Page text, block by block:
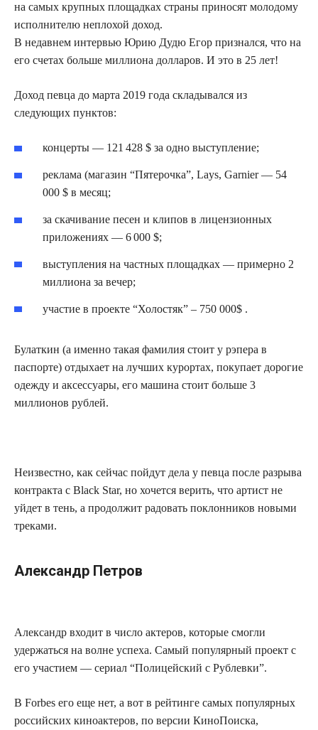
на самых крупных площадках страны приносят молодому
исполнителю неплохой доход.
В недавнем интервью Юрию Дудю Егор признался, что на
его счетах больше миллиона долларов. И это в 25 лет!
Доход певца до марта 2019 года складывался из
следующих пунктов:
концерты — 121 428 $ за одно выступление;
реклама (магазин “Пятерочка”, Lays, Garnier — 54
000 $ в месяц;
за скачивание песен и клипов в лицензионных
приложениях — 6 000 $;
выступления на частных площадках — примерно 2
миллиона за вечер;
участие в проекте “Холостяк” – 750 000$ .
Булаткин (а именно такая фамилия стоит у рэпера в
паспорте) отдыхает на лучших курортах, покупает дорогие
одежду и аксессуары, его машина стоит больше 3
миллионов рублей.
Неизвестно, как сейчас пойдут дела у певца после разрыва
контракта с Black Star, но хочется верить, что артист не
уйдет в тень, а продолжит радовать поклонников новыми
треками.
Александр Петров
Александр входит в число актеров, которые смогли
удержаться на волне успеха. Самый популярный проект с
его участием — сериал “Полицейский с Рублевки”.
В Forbes его еще нет, а вот в рейтинге самых популярных
российских киноактеров, по версии КиноПоиска,